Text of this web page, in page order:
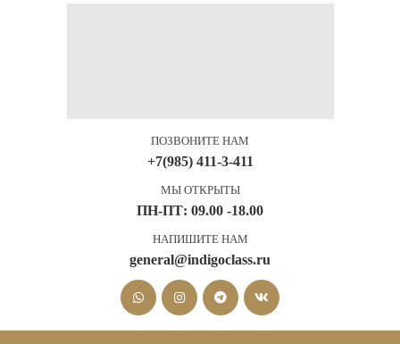
ПОЗВОНИТЕ НАМ
+7(985) 411-3-411
МЫ ОТКРЫТЫ
ПН-ПТ: 09.00 -18.00
НАПИШИТЕ НАМ
general@indigoclass.ru